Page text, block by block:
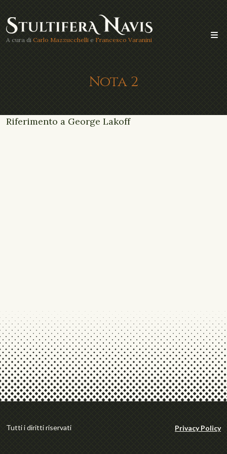
A cura di Carlo Mazzucchelli e Francesco Varanini
Nota 2
Riferimento a George Lakoff
Tutti i diritti riservati Privacy Policy